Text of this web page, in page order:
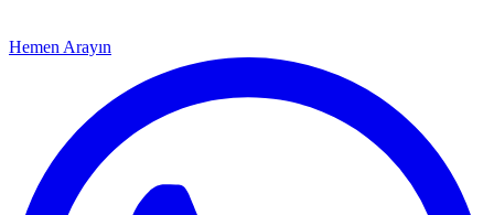
Hemen Arayın